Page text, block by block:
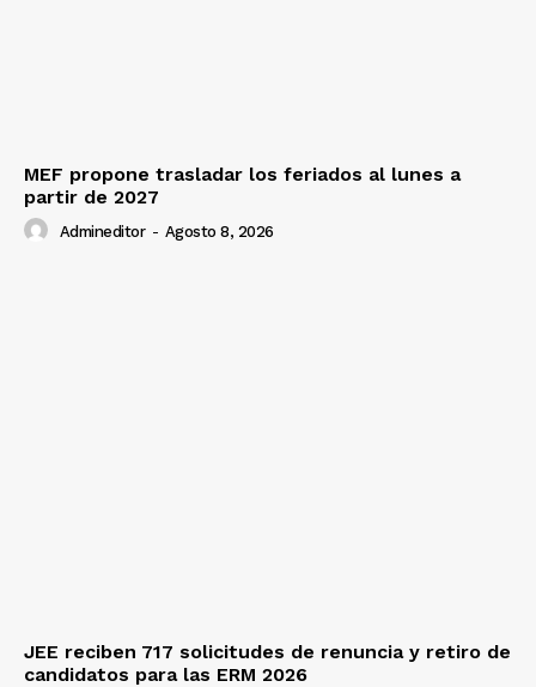
MEF propone trasladar los feriados al lunes a
partir de 2027
Admineditor - Agosto 8, 2026
JEE reciben 717 solicitudes de renuncia y retiro de
candidatos para las ERM 2026